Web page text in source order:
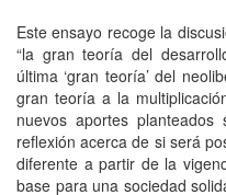
Este ensayo recoge la
“la gran teoría del
última ‘gran teoría’ del
gran teoría a la
nuevos aportes
reflexión acerca de si será
diferente a partir de la
base para una sociedad